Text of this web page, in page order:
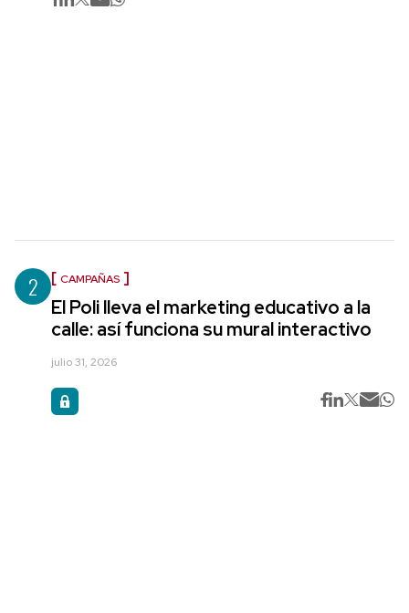
2 CAMPAÑAS
El Poli lleva el marketing educativo a la
calle: así funciona su mural interactivo
julio 31, 2026